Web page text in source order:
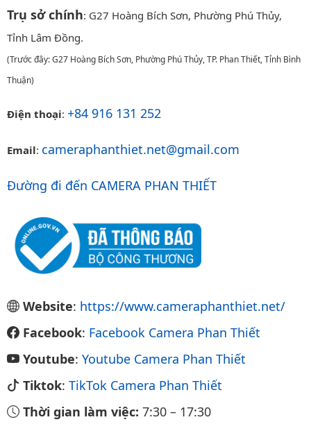
Trụ sở chính: G27 Hoàng Bích Sơn, Phường Phú Thủy,
Tỉnh Lâm Đồng.
(Trước đây: G27 Hoàng Bích Sơn, Phường Phú Thủy, TP. Phan Thiết, Tỉnh Bình
Thuận)
Điện thoại: +84 916 131 252
Email: cameraphanthiet.net@gmail.com
Đường đi đến CAMERA PHAN THIẾT
Website: https://www.cameraphanthiet.net/
Facebook: Facebook Camera Phan Thiết
Youtube: Youtube Camera Phan Thiết
Tiktok: TikTok Camera Phan Thiết
Thời gian làm việc: 7:30 – 17:30